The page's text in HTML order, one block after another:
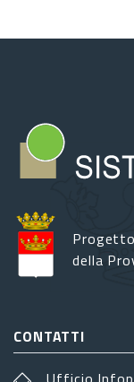
della
CONTATTI